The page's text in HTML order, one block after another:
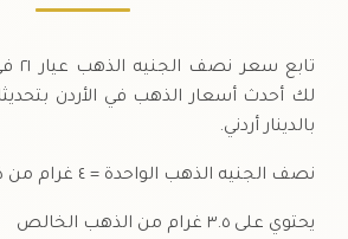
لك أحدث أسعار الذهب في الأردن
بالدينار أردني.
نصف الجنيه الذهب الواحدة = ٤ غرام من ذهب عيار ٢١
يحتوي على ٣.٥ غرام من الذهب الخالص